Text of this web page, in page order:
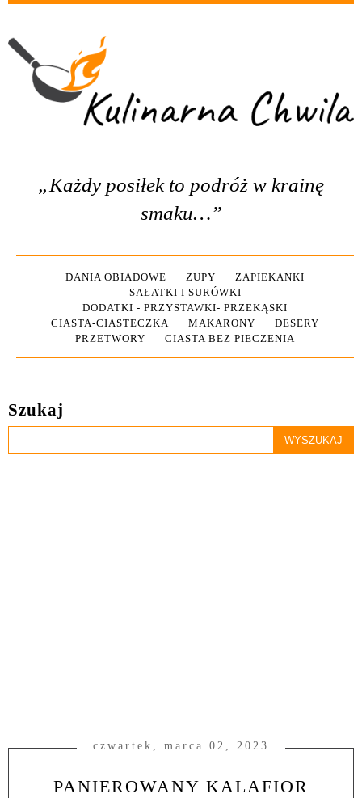
„Każdy posiłek to podróż w krainę
smaku…”
DANIA OBIADOWE ZUPY
ZAPIEKANKI
SAŁATKI I SURÓWKI
DODATKI - PRZYSTAWKI- PRZEKĄSKI
CIASTA-CIASTECZKA
MAKARONY
DESERY
PRZETWORY
CIASTA BEZ PIECZENIA
Szukaj
czwartek, marca 02, 2023
PANIEROWANY KALAFIOR